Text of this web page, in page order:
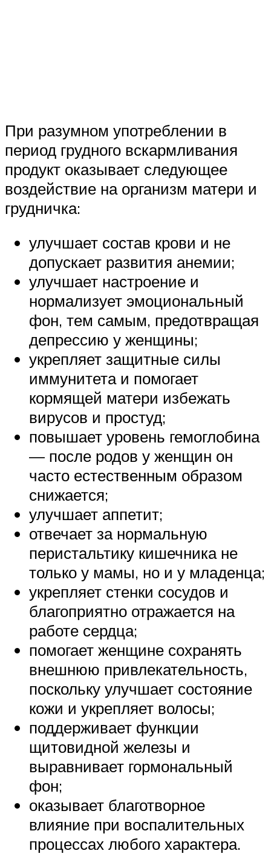
При разумном употреблении в
период грудного вскармливания
продукт оказывает следующее
воздействие на организм матери и
грудничка:
улучшает состав крови и не
допускает развития анемии;
улучшает настроение и
нормализует эмоциональный
фон, тем самым, предотвращая
депрессию у женщины;
укрепляет защитные силы
иммунитета и помогает
кормящей матери избежать
вирусов и простуд;
повышает уровень гемоглобина
— после родов у женщин он
часто естественным образом
снижается;
улучшает аппетит;
отвечает за нормальную
перистальтику кишечника не
только у мамы, но и у младенца;
укрепляет стенки сосудов и
благоприятно отражается на
работе сердца;
помогает женщине сохранять
внешнюю привлекательность,
поскольку улучшает состояние
кожи и укрепляет волосы;
поддерживает функции
щитовидной железы и
выравнивает гормональный
фон;
оказывает благотворное
влияние при воспалительных
процессах любого характера.